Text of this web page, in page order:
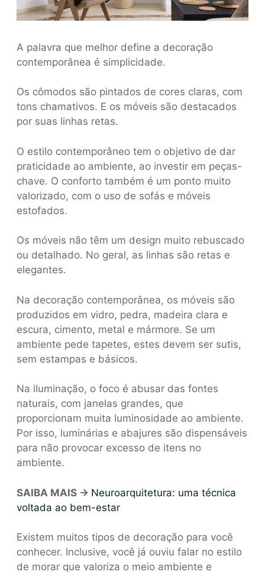
A palavra que melhor define a decoração
contemporânea é simplicidade.
Os cômodos são pintados de cores claras, com
tons chamativos. E os móveis são destacados
por suas linhas retas.
O estilo contemporâneo tem o objetivo de dar
praticidade ao ambiente, ao investir em peças-
chave. O conforto também é um ponto muito
valorizado, com o uso de sofás e móveis
estofados.
Os móveis não têm um design muito rebuscado
ou detalhado. No geral, as linhas são retas e
elegantes.
Na decoração contemporânea, os móveis são
produzidos em vidro, pedra, madeira clara e
escura, cimento, metal e mármore. Se um
ambiente pede tapetes, estes devem ser sutis,
sem estampas e básicos.
Na iluminação, o foco é abusar das fontes
naturais, com janelas grandes, que
proporcionam muita luminosidade ao ambiente.
Por isso, luminárias e abajures são dispensáveis
para não provocar excesso de itens no
ambiente.
SAIBA MAIS -> Neuroarquitetura: uma técnica
voltada ao bem-estar
Existem muitos tipos de decoração para você
conhecer. Inclusive, você já ouviu falar no estilo
de morar que valoriza o meio ambiente e